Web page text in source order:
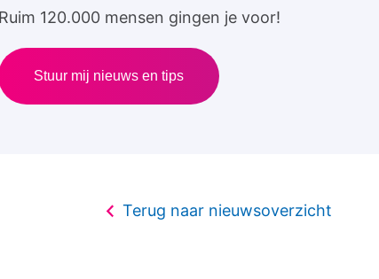
Ruim 120.000 mensen gingen je voor!
Stuur mij nieuws en tips
Terug naar nieuwsoverzicht